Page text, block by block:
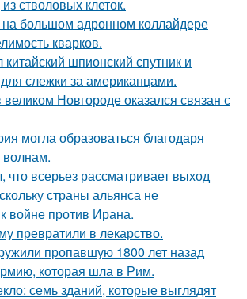
стволовых клеток.
большом адронном коллайдере
кварков.
шпионский спутник и
слежки за американцами.
великом Новгороде оказался связан с
могла образоваться благодаря
что всерьез рассматривает выход
страны альянса не
войне против Ирана.
превратили в лекарство.
пропавшую 1800 лет назад
которая шла в Рим.
семь зданий, которые выглядят